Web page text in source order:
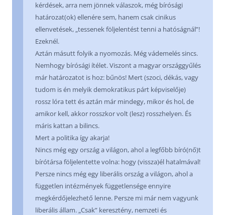
kérdések, arra nem jönnek válaszok, még bírósági
határozat(ok) ellenére sem, hanem csak cinikus
ellenvetések, „tessenek följelentést tenni a hatóságnál”!
Ezeknél.
Aztán másutt folyik a nyomozás. Még vádemelés sincs.
Nemhogy bírósági ítélet. Viszont a magyar országgyűlés
már határozatot is hoz: bűnös! Mert (szoci, dékás, vagy
tudom is én melyik demokratikus párt képviselője)
rossz lóra tett és aztán már mindegy, mikor és hol, de
amikor kell, akkor rosszkor volt (lesz) rosszhelyen. És
máris kattan a bilincs.
Mert a politika így akarja!
Nincs még egy ország a világon, ahol a legfőbb bíró(nő)t
bírótársa följelentette volna: hogy (vissza)él hatalmával!
Persze nincs még egy liberális ország a világon, ahol a
független intézmények függetlensége ennyire
megkérdőjelezhető lenne. Persze mi már nem vagyunk
liberális állam. „Csak” keresztény, nemzeti és